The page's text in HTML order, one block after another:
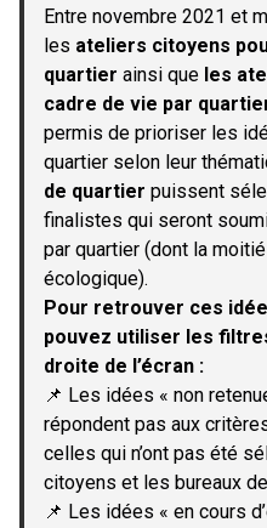
Entre novembre 2021 et
les ateliers citoyens
quartier ainsi que les
cadre de vie par
permis de prioriser les
quartier selon leur
de quartier puissent
finalistes qui seront
par quartier (dont la
écologique).
Pour retrouver ces
pouvez utiliser les
droite de l’écran :
📌 Les idées « non
répondent pas aux
celles qui n’ont pas été
citoyens et les bureaux
📌 Les idées « en cours